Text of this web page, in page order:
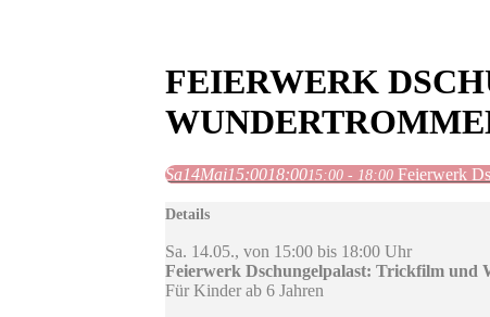
FEIERWERK
Sa14Mai15:0018:0015:00 - 18:00 Feierwerk
Details
Sa. 14.05., von 15:00 bis 18:00 Uhr
Feierwerk Dschungelpalast: Trickfilm und
Für Kinder ab 6 Jahren